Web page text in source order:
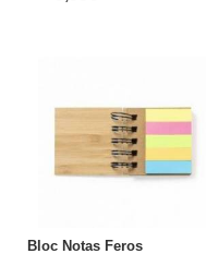
Bloc Notas Feros